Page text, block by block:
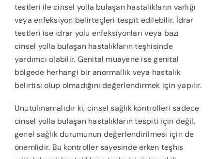
testleri ile cinsel yolla bulaşan hastalıkların varlığı
veya enfeksiyon belirteçleri tespit edilebilir. İdrar
testleri ise idrar yolu enfeksiyonları veya bazı
cinsel yolla bulaşan hastalıkların teşhisinde
yardımcı olabilir. Genital muayene ise genital
bölgede herhangi bir anormallik veya hastalık
belirtisi olup olmadığını değerlendirmek için yapılır.
Unutulmamalıdır ki, cinsel sağlık kontrolleri sadece
cinsel yolla bulaşan hastalıkların tespiti için değil,
genel sağlık durumunun değerlendirilmesi için de
önemlidir. Bu kontroller sayesinde erken teşhis